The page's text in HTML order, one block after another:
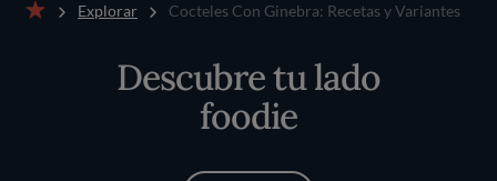
Explorar Cocteles Con Ginebra: Recetas y Variantes
Descubre tu lado
foodie